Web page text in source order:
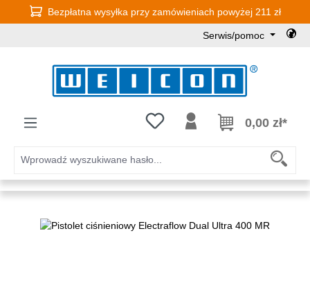
Przejdź do głównej zawartości
Bezpłatna wysyłka przy zamówieniach powyżej 211 zł
Serwis/pomoc
Masz 0 przedmioty na liście
0,00 zł*
Pomiń galerię zdjęć